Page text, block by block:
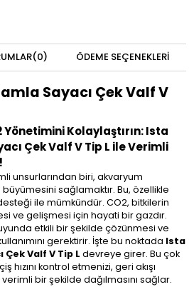
(0) ÖDEME SEÇENEKLERI
Sayacı Çek Valf V
Kolaylaştırın: Ista
Çek Valf V Tip L ile Verimli
unsurlarından biri, akvaryum
büyümesini sağlamaktır. Bu, özellikle
ile mümkündür. CO2, bitkilerin
ve gelişmesi için hayati bir gazdır.
etkili bir şekilde çözünmesi ve
gerektirir. İşte bu noktada Ista
Çek Valf V Tip L devreye girer. Bu çok
hızını kontrol etmenizi, geri akışı
bir şekilde dağılmasını sağlar.